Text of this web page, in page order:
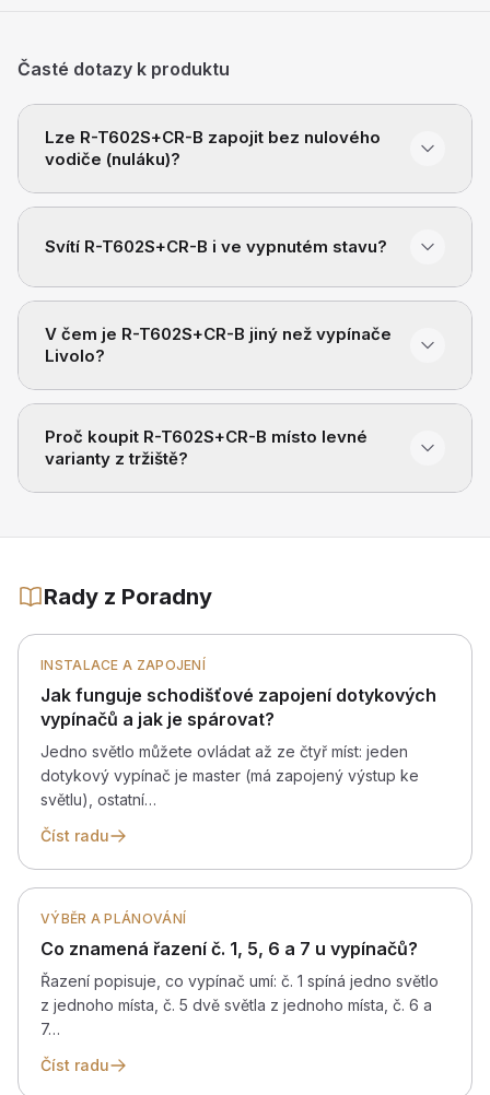
Časté dotazy k produktu
Lze R-T602S+CR-B zapojit bez nulového
vodiče (nuláku)?
Svítí R-T602S+CR-B i ve vypnutém stavu?
V čem je R-T602S+CR-B jiný než vypínače
Livolo?
Proč koupit R-T602S+CR-B místo levné
varianty z tržiště?
Rady z Poradny
INSTALACE A ZAPOJENÍ
Jak funguje schodišťové zapojení dotykových
vypínačů a jak je spárovat?
Jedno světlo můžete ovládat až ze čtyř míst: jeden
dotykový vypínač je master (má zapojený výstup ke
světlu), ostatní…
Číst radu
VÝBĚR A PLÁNOVÁNÍ
Co znamená řazení č. 1, 5, 6 a 7 u vypínačů?
Řazení popisuje, co vypínač umí: č. 1 spíná jedno světlo
z jednoho místa, č. 5 dvě světla z jednoho místa, č. 6 a
7…
Číst radu